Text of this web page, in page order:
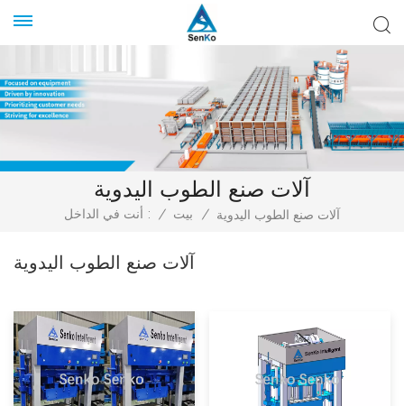
آلات صنع الطوب اليدوية
أنت في الداخل : / بيت / آلات صنع الطوب اليدوية
آلات صنع الطوب اليدوية